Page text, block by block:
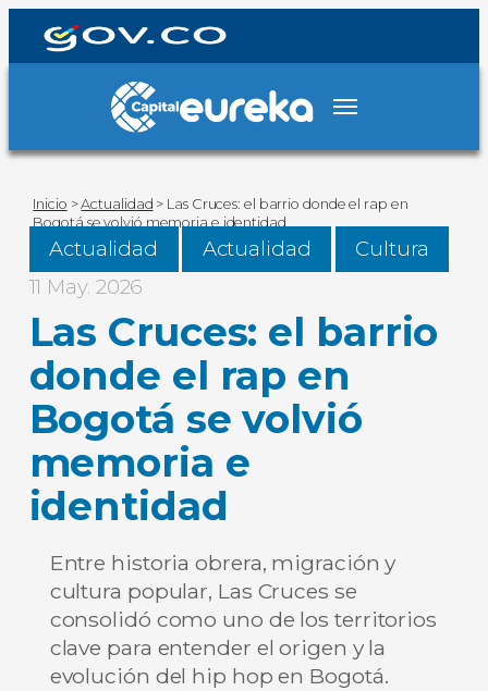
Inicio >Actualidad > Las Cruces: el barrio donde el rap en
Bogotá se volvió memoria e identidad
Actualidad Actualidad
Cultura
11 May. 2026
Las Cruces: el barrio
donde el rap en
Bogotá se volvió
memoria e
identidad
Entre historia obrera, migración y
cultura popular, Las Cruces se
consolidó como uno de los territorios
clave para entender el origen y la
evolución del hip hop en Bogotá.